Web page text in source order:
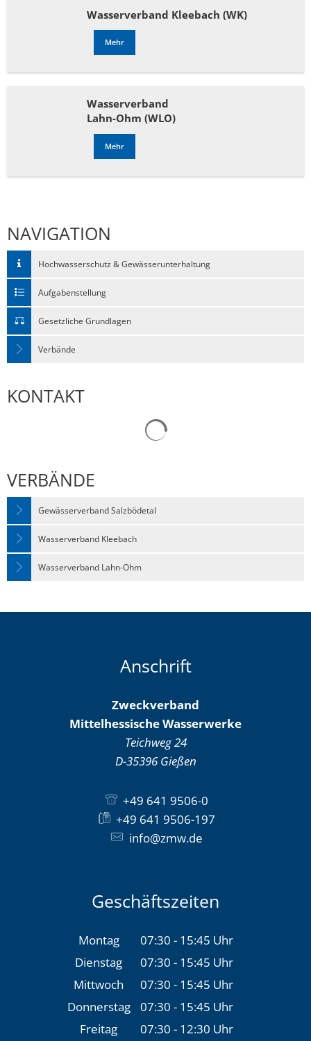
Wasserverband Kleebach (WK)
Mehr
Wasserverband
Lahn-Ohm (WLO)
Mehr
NAVIGATION
Hochwasserschutz & Gewässerunterhaltung
Aufgabenstellung
Gesetzliche Grundlagen
Verbände
KONTAKT
VERBÄNDE
Gewässerverband Salzbödetal
Wasserverband Kleebach
Wasserverband Lahn-Ohm
Anschrift
Zweckverband
Mittelhessische Wasserwerke
Teichweg 24
D-35396 Gießen
+49 641 9506-0
+49 641 9506-197
info@zmw.de
Geschäftszeiten
Montag 07:30 - 15:45 Uhr
Von 07:30 bis 15:45
Dienstag 07:30 - 15:45 Uhr
Von 07:30 bis 15:45
Mittwoch 07:30 - 15:45 Uhr
Von 07:30 bis 15:45
Donnerstag 07:30 - 15:45 Uhr
Von 07:30 bis 15:45
Freitag 07:30 - 12:30 Uhr